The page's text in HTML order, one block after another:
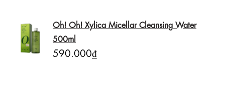
Oh! Oh! Xylica Micellar Cleansing Water
500ml
590.000₫